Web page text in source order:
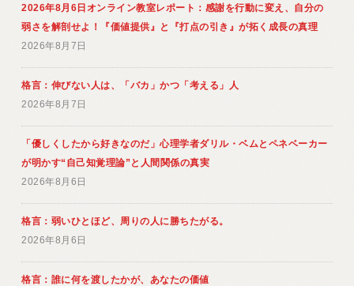
2026年8月6日オンライン教室レポート：感謝を行動に変え、自分の
弱さを解剖せよ！『価値提供』と『打点の引き』が拓く成長の真理
2026年8月7日
格言：伸びない人は、「バカ」かつ「考える」人
2026年8月7日
「優しくしたから好きなのだ」心理学者ダリル・ベムとペネベーカー
が明かす“自己知覚理論”と人間関係の真実
2026年8月6日
格言：弱いひとほど、周りの人に勝ちたがる。
2026年8月6日
格言：誰に何を渡したかが、あなたの価値